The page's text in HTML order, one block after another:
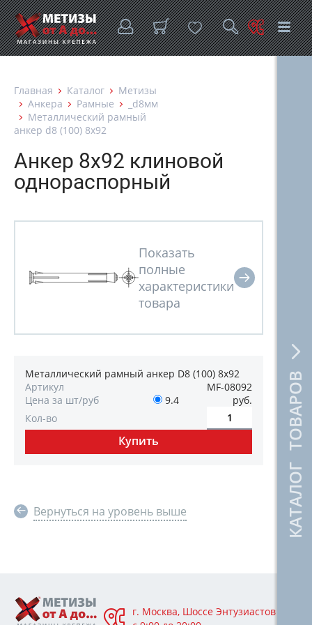
КАТАЛОГ ТОВАРОВ
Главная Каталог
Метизы
Анкера
Рамные
_d8мм
Металлический рамный
анкер d8 (100) 8х92
Анкер 8х92 клиновой
однораспорный
Металлический рамный анкер D8 (100) 8х92
Артикул
MF-08092
Цена за шт/руб
9.4
руб.
Кол-во
Вернуться на уровень выше
г. Москва, Шоссе Энтузиастов 76А,